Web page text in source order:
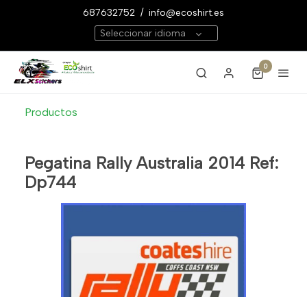
687632752 / info@ecoshirt.es
Seleccionar idioma
0
Productos
Pegatina Rally Australia 2014 Ref:
Dp744